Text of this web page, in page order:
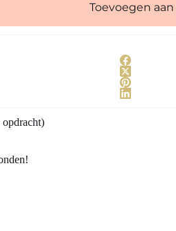
Toevoegen